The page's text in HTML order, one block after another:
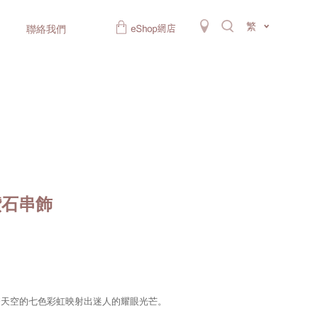
聯絡我們 繁
串飾
空的七色彩虹映射出迷人的耀眼光芒。